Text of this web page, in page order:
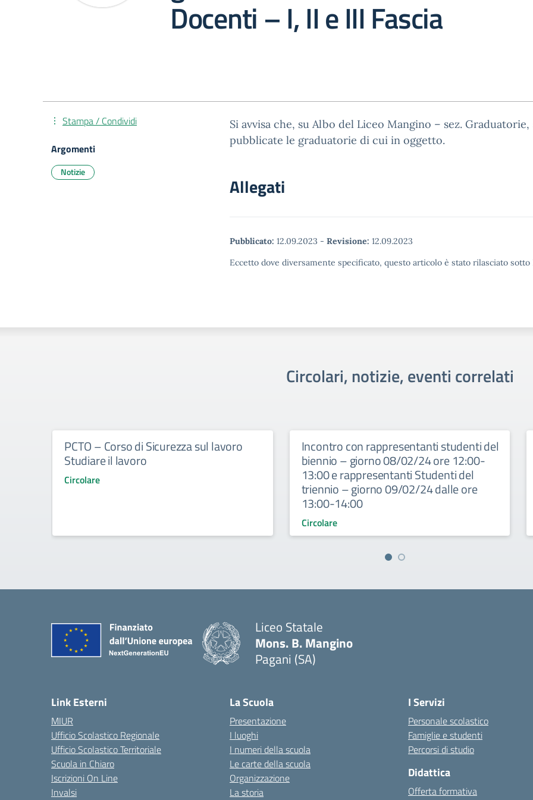
Docenti – I, II e III Fascia
Si avvisa che, su Albo del Liceo Mangino – sez. Graduatorie,
pubblicate le graduatorie di cui in oggetto.
Allegati
Pubblicato: 12.09.2023 - Revisione: 12.09.2023
Eccetto dove diversamente specificato, questo articolo è stato rilasciato
Stampa / Condividi
Argomenti
Notizie
Circolari, notizie, eventi correlati
PCTO – Corso di Sicurezza sul lavoro
Studiare il lavoro
Circolare
Incontro con rappresentanti studenti del
biennio – giorno 08/02/24 ore 12:00-
13:00 e rappresentanti Studenti del
triennio – giorno 09/02/24 dalle ore
13:00-14:00
Circolare
Liceo Statale
Mons. B. Mangino
Pagani (SA)
Link Esterni
MIUR
Ufficio Scolastico Regionale
Ufficio Scolastico Territoriale
Scuola in Chiaro
Iscrizioni On Line
Invalsi
La Scuola
Presentazione
I luoghi
I numeri della scuola
Le carte della scuola
Organizzazione
La storia
I Servizi
Personale scolastico
Famiglie e studenti
Percorsi di studio
Didattica
Offerta formativa